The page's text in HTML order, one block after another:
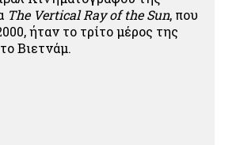
The Vertical Ray of the Sun, που
ήταν το τρίτο μέρος της
Βιετνάμ.